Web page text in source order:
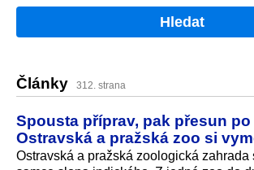
Hledat
Články 312. strana
Spousta příprav, pak přesun
Ostravská a pražská zoo si
Ostravská a pražská zoologická zahrada